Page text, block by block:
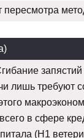
пересмотра
лишь требуют
в сфере
(Н1